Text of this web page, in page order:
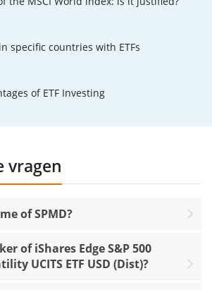
specific countries with ETFs
of ETF Investing
vragen
of SPMD?
of iShares Edge S&P 500
UCITS ETF USD (Dist)?